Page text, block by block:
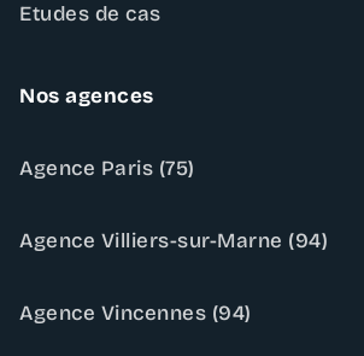
Etudes de cas
Nos agences
Agence Paris (75)
Agence Villiers-sur-Marne (94)
Agence Vincennes (94)